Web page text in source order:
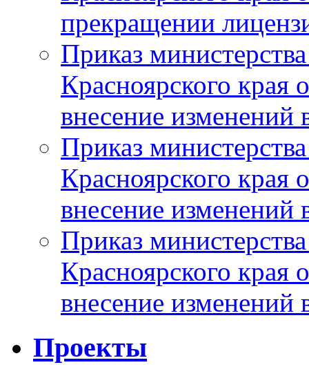
прекращении
Приказ
Красноярского
внесение изменений
Приказ
Красноярского
внесение изменений
Приказ
Красноярского
внесение изменений
Проекты